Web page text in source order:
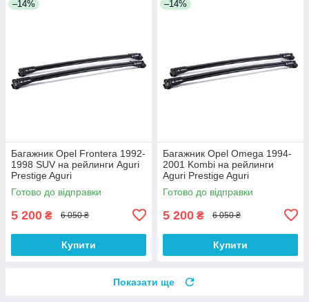
–14%
Багажник Opel Frontera 1992-
1998 SUV на рейлинги Aguri
Prestige Aguri
Готово до відправки
5 200 ₴ 6 050 ₴
Купити
–14%
Багажник Opel Omega 1994-
2001 Kombi на рейлинги
Aguri Prestige Aguri
Готово до відправки
5 200 ₴ 6 050 ₴
Купити
Показати ще